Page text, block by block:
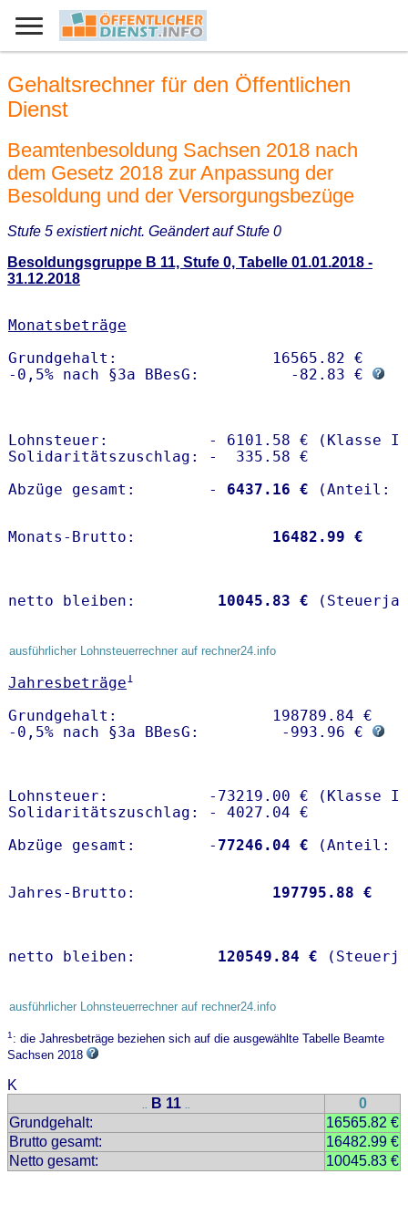
Gehaltsrechner für den Öffentlichen
Dienst
Beamtenbesoldung Sachsen 2018 nach
dem Gesetz 2018 zur Anpassung der
Besoldung und der Versorgungsbezüge
Stufe 5 existiert nicht. Geändert auf Stufe 0
Besoldungsgruppe B 11, Stufe 0, Tabelle 01.01.2018 -
31.12.2018
Monatsbeträge
Grundgehalt:                 16565.82 €
-0,5% nach §3a BBesG:          -82.83 €
Lohnsteuer:           - 6101.58 € (Klasse I)
Solidaritätszuschlag: -  335.58 €
Abzüge gesamt:        -
6437.16 €
Monats-Brutto: 16482.99 €
netto bleiben: 10045.83 €
ausführlicher Lohnsteuerrechner auf rechner24.info
Jahresbeträge1
Grundgehalt:                 198789.84 €
-0,5% nach §3a BBesG:         -993.96 €
Lohnsteuer:           -73219.00 € (Klasse I)
Solidaritätszuschlag: - 4027.04 €
Abzüge gesamt:        - 77246.04 €
Jahres-Brutto: 197795.88 €
netto bleiben: 120549.84 €
ausführlicher Lohnsteuerrechner auf rechner24.info
1: die Jahresbeträge beziehen sich auf die ausgewählte Tabelle Beamte
Sachsen 2018
K
.. B 11 ..
0
Grundgehalt:
16565.82 €
Brutto gesamt:
16482.99 €
Netto gesamt:
10045.83 €